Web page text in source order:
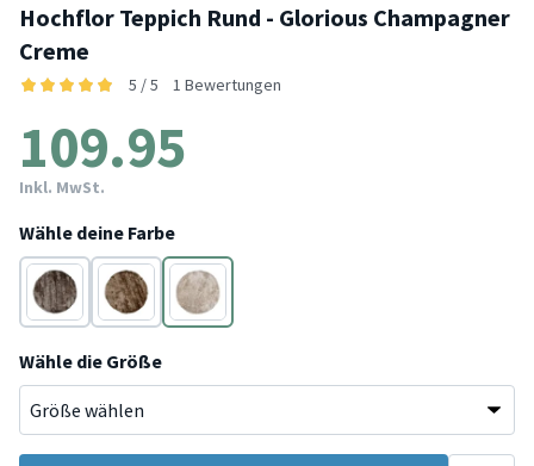
Hochflor Teppich Rund - Glorious Champagner
Creme
5 / 5 1 Bewertungen
109.95
Inkl. MwSt.
Wähle deine Farbe
Grau Taupe
Creme
Wähle die Größe